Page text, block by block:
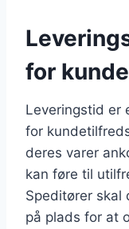
for
Leveringstid er
for
deres varer
kan føre til
Speditører skal
på plads for at